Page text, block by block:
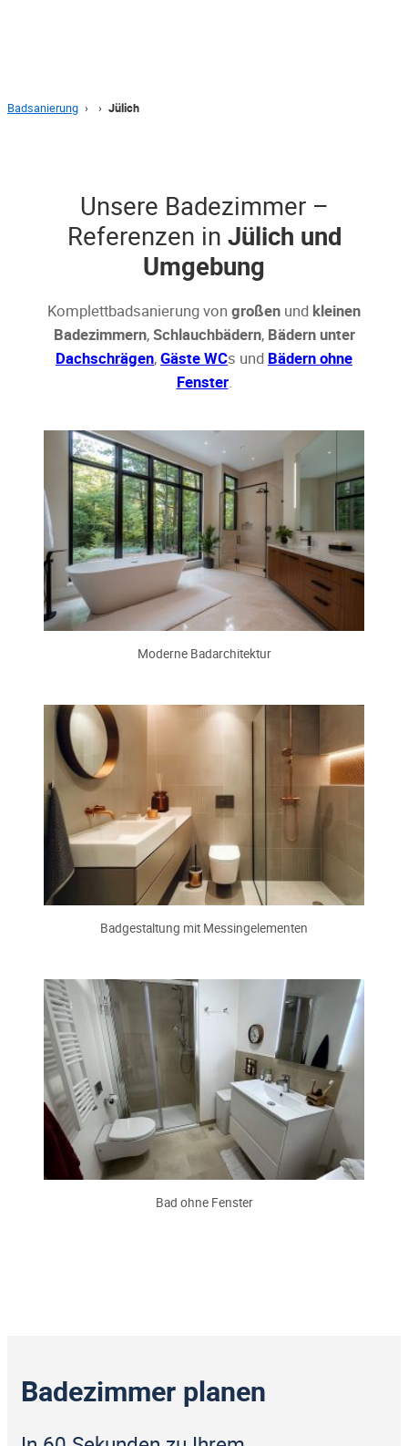
Badsanierung › › Jülich
Unsere Badezimmer –
Referenzen in Jülich und
Umgebung
Komplettbadsanierung von großen und kleinen
Badezimmern,Schlauchbädern, Bädern unter
Dachschrägen,Gäste WCs und Bädern ohne
Fenster.
Moderne Badarchitektur
Badgestaltung mit Messingelementen
Bad ohne Fenster
Badezimmer planen